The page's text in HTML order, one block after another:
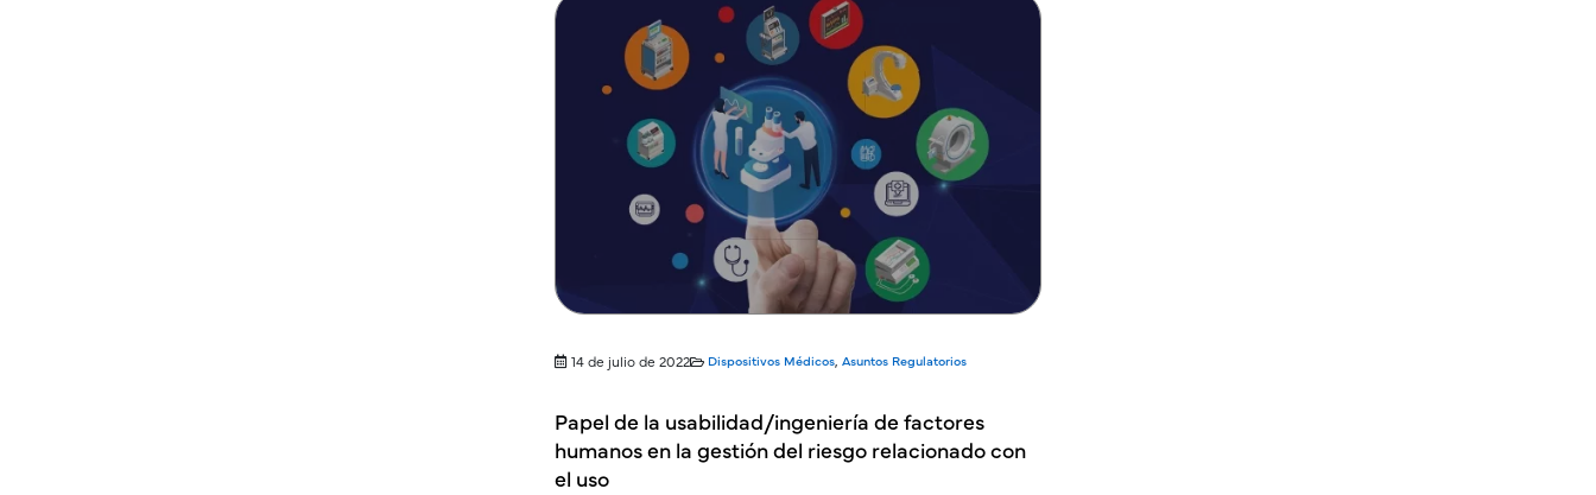
14 de julio de 2022 Dispositivos Médicos, Asuntos Regulatorios
Papel de la usabilidad/ingeniería de factores
humanos en la gestión del riesgo relacionado con
el uso